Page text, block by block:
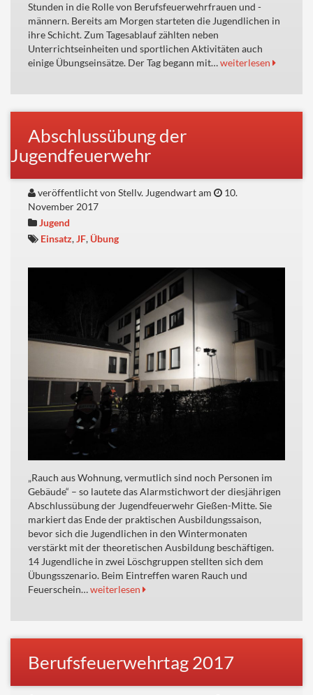
Stunden in die Rolle von Berufsfeuerwehrfrauen und -
männern. Bereits am Morgen starteten die Jugendlichen in
ihre Schicht. Zum Tagesablauf zählten neben
Unterrichtseinheiten und sportlichen Aktivitäten auch
einige Übungseinsätze. Der Tag begann mit…weiterlesen
Abschlussübung der
Jugendfeuerwehr
veröffentlicht von Stellv. Jugendwart am
10.
November 2017
Jugend
Einsatz,JF, Übung
„Rauch aus Wohnung, vermutlich sind noch Personen im
Gebäude“ – so lautete das Alarmstichwort der diesjährigen
Abschlussübung der Jugendfeuerwehr Gießen-Mitte. Sie
markiert das Ende der praktischen Ausbildungssaison,
bevor sich die Jugendlichen in den Wintermonaten
verstärkt mit der theoretischen Ausbildung beschäftigen.
14 Jugendliche in zwei Löschgruppen stellten sich dem
Übungsszenario. Beim Eintreffen waren Rauch und
Feuerschein…weiterlesen
Berufsfeuerwehrtag 2017